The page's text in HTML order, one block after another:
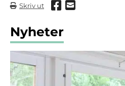
Skriv ut Dela via
Dela via
Nyheter